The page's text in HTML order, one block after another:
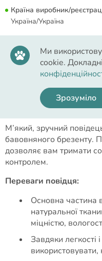
Країна виробник/
Україна/Україна
Пухнастики
М’який, зручний
бавовняного брезенту.
дозволяє вам тримати
контролем.
Переваги повідця:
Основна частина
натуральної
міцністю,
Завдяки легкості
використовувати,
Ми
cookie.
Зрозуміло